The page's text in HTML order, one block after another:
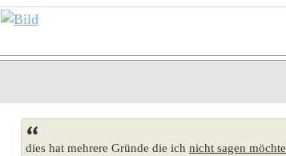
dies hat mehrere Gründe die ich nicht sagen möchte